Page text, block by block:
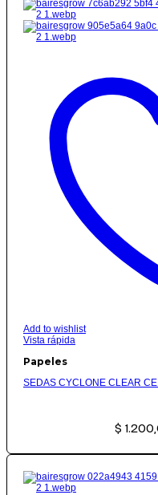
Add to wishlist
Vista rápida
Papeles
SEDAS CYCLONE CLEAR
$